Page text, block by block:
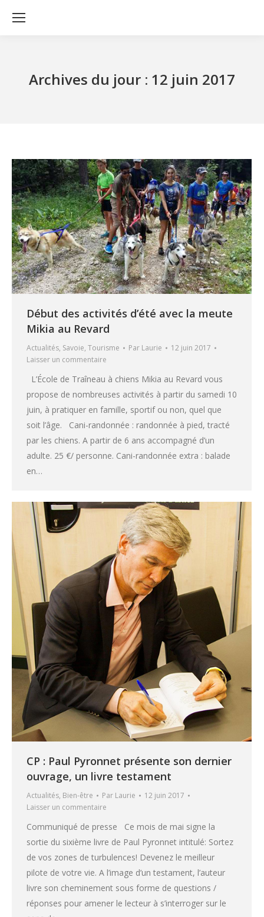
Archives du jour : 12 juin 2017
Début des activités d’été avec la meute
Mikia au Revard
Actualités, Savoie, Tourisme Par Laurie
12 juin 2017
Laisser un commentaire
L’École de Traîneau à chiens Mikia au Revard vous
propose de nombreuses activités à partir du samedi 10
juin, à pratiquer en famille, sportif ou non, quel que
soit l’âge. Cani-randonnée : randonnée à pied, tracté
par les chiens. A partir de 6 ans accompagné d’un
adulte. 25 €/ personne. Cani-randonnée extra : balade
en…
CP : Paul Pyronnet présente son dernier
ouvrage, un livre testament
Actualités, Bien-être Par Laurie
12 juin 2017
Laisser un commentaire
Communiqué de presse Ce mois de mai signe la
sortie du sixième livre de Paul Pyronnet intitulé: Sortez
de vos zones de turbulences! Devenez le meilleur
pilote de votre vie. A l’image d’un testament, l’auteur
livre son cheminement sous forme de questions /
réponses pour amener le lecteur à s’interroger sur le